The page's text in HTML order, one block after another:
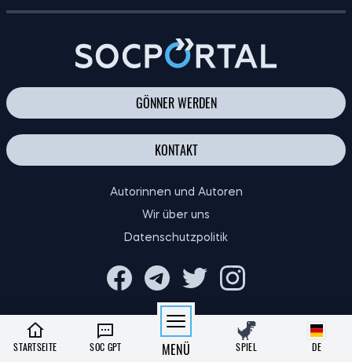
FINANZIELLE BILDUNG FÜR KINDER: RATSCHLÄGE FÜR ELTERN
GÖNNER WERDEN
Wir über uns
Datenschutzpolitik
STARTSEITE SOC GPT MENÜ SPIEL DE